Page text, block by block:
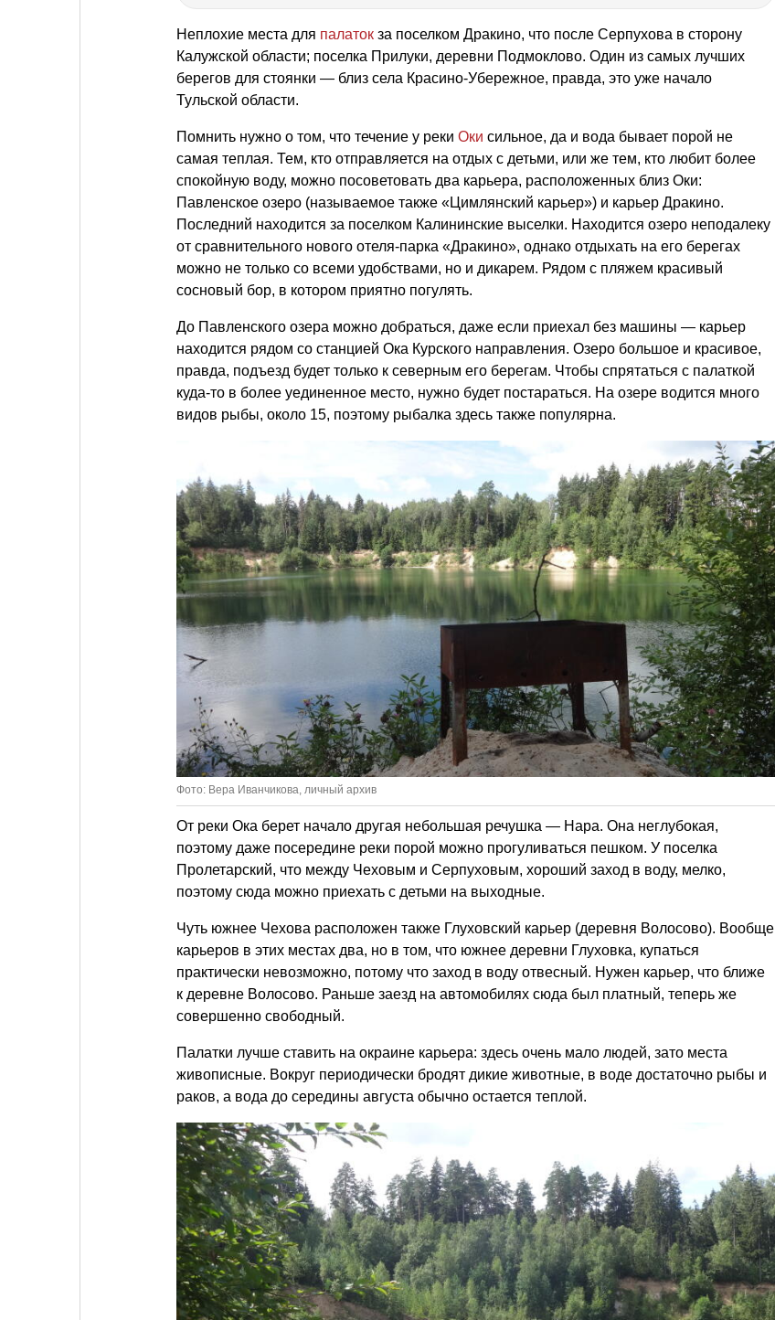
Неплохие места для палаток за поселком Дракино, что после Серпухова в сторону
Калужской области; поселка Прилуки, деревни Подмоклово. Один из самых лучших
берегов для стоянки — близ села Красино-Убережное, правда, это уже начало
Тульской области.
Помнить нужно о том, что течение у реки Оки сильное, да и вода бывает порой не
самая теплая. Тем, кто отправляется на отдых с детьми, или же тем, кто любит более
спокойную воду, можно посоветовать два карьера, расположенных близ Оки:
Павленское озеро (называемое также «Цимлянский карьер») и карьер Дракино.
Последний находится за поселком Калининские выселки. Находится озеро неподалеку
от сравнительного нового отеля-парка «Дракино», однако отдыхать на его берегах
можно не только со всеми удобствами, но и дикарем. Рядом с пляжем красивый
сосновый бор, в котором приятно погулять.
До Павленского озера можно добраться, даже если приехал без машины — карьер
находится рядом со станцией Ока Курского направления. Озеро большое и красивое,
правда, подъезд будет только к северным его берегам. Чтобы спрятаться с палаткой
куда-то в более уединенное место, нужно будет постараться. На озере водится много
видов рыбы, около 15, поэтому рыбалка здесь также популярна.
Фото: Вера Иванчикова, личный архив
От реки Ока берет начало другая небольшая речушка — Нара. Она неглубокая,
поэтому даже посередине реки порой можно прогуливаться пешком. У поселка
Пролетарский, что между Чеховым и Серпуховым, хороший заход в воду, мелко,
поэтому сюда можно приехать с детьми на выходные.
Чуть южнее Чехова расположен также Глуховский карьер (деревня Волосово). Вообще
карьеров в этих местах два, но в том, что южнее деревни Глуховка, купаться
практически невозможно, потому что заход в воду отвесный. Нужен карьер, что ближе
к деревне Волосово. Раньше заезд на автомобилях сюда был платный, теперь же
совершенно свободный.
Палатки лучше ставить на окраине карьера: здесь очень мало людей, зато места
живописные. Вокруг периодически бродят дикие животные, в воде достаточно рыбы и
раков, а вода до середины августа обычно остается теплой.